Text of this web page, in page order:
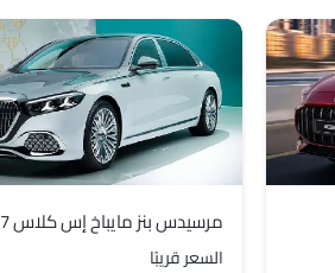
مرسيدس بنز مايباخ إس كلاس 2027
السعر قريبًا